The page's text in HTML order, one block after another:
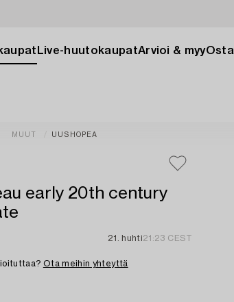
Live-huutokaupatArvioi & myyOsta
MUUT UUSHOPEA
early 20th century
21. huhti21:23 CEST
Ota meihin yhteyttä